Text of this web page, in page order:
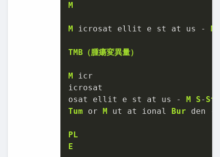
M
M icrosat ellit e st at us - M
TMB（腫瘍変異量）
M icr
icrosat
osat ellit e st at us
- M S- St
Tum or M ut at ional Bur den -
PL
E